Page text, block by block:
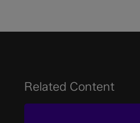
Related Content